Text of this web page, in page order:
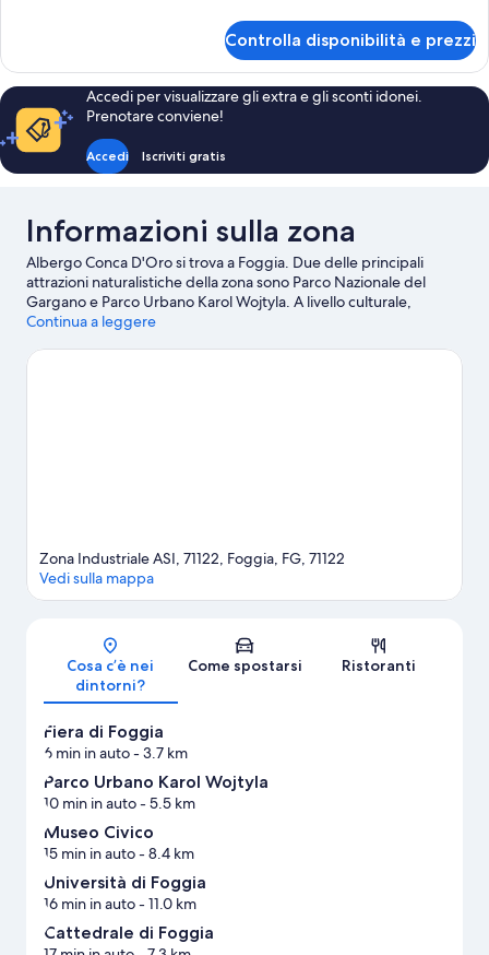
letti
singoli
con
2
letti
singoli
Controlla disponibilità e prezzi
Accedi per visualizzare gli extra e gli sconti idonei.
Prenotare conviene!
Accedi Iscriviti gratis
Informazioni sulla zona
Albergo Conca D'Oro si trova a Foggia. Due delle principali
attrazioni naturalistiche della zona sono Parco Nazionale del
Gargano e Parco Urbano Karol Wojtyla. A livello culturale,
invece, spiccano Teatro Umberto Giordano e Teatro del Fuoco.
visita.
Continua a leggere
Mappa
Zona Industriale ASI, 71122, Foggia, FG, 71122
Vedi sulla mappa
Cosa c’è nei
dintorni?
Come spostarsi Ristoranti
Fiera di Foggia
6 min in auto- 3.7 km
Parco Urbano Karol Wojtyla
10 min in auto- 5.5 km
Museo Civico
15 min in auto- 8.4 km
Università di Foggia
16 min in auto- 11.0 km
Cattedrale di Foggia